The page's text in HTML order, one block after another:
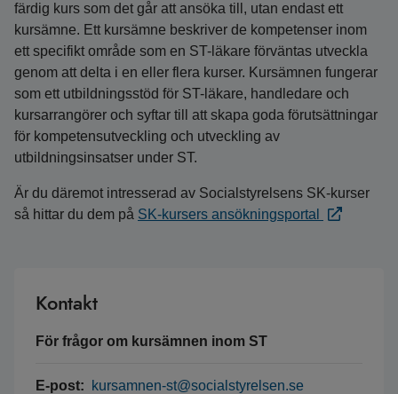
färdig kurs som det går att ansöka till, utan endast ett
kursämne. Ett kursämne beskriver de kompetenser inom
ett specifikt område som en ST-läkare förväntas utveckla
genom att delta i en eller flera kurser. Kursämnen fungerar
som ett utbildningsstöd för ST-läkare, handledare och
kursarrangörer och syftar till att skapa goda förutsättningar
för kompetensutveckling och utveckling av
utbildningsinsatser under ST.
Är du däremot intresserad av Socialstyrelsens SK-kurser
så hittar du dem på SK-kursers ansökningsportal
Kontakt
För frågor om kursämnen inom ST
E-post: kursamnen-st@socialstyrelsen.se